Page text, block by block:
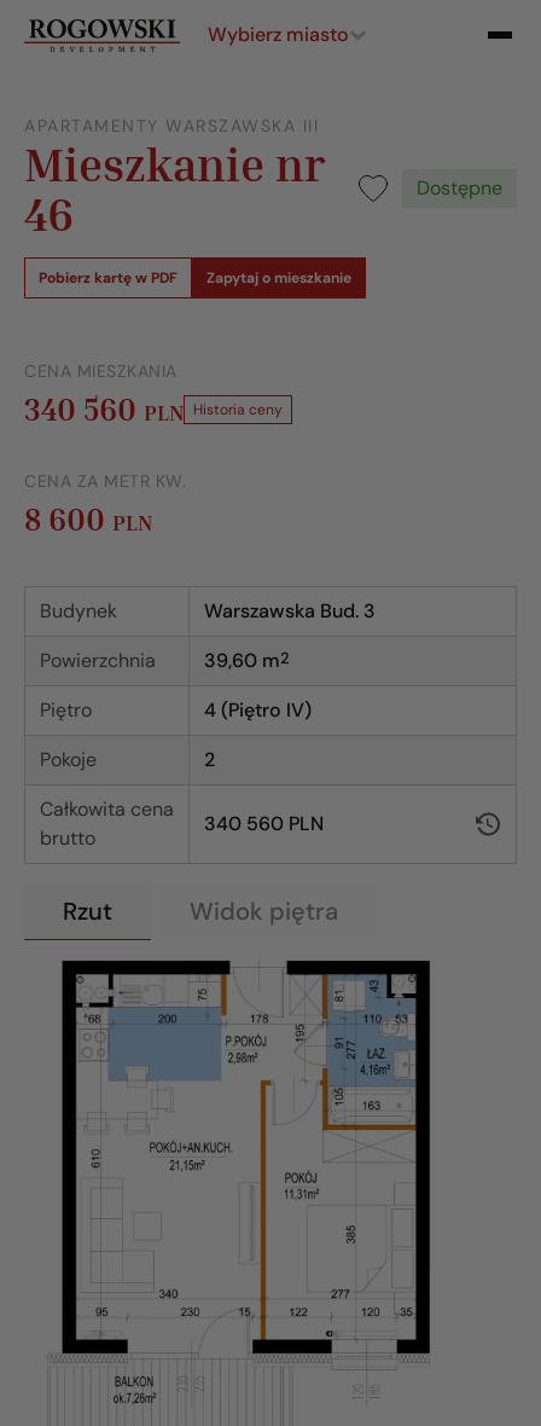
Wybierz miasto
APARTAMENTY WARSZAWSKA III
Mieszkanie nr
46
Dostępne
Pobierz kartę w PDF Zapytaj o mieszkanie
CENA MIESZKANIA
340 560 PLN Historia ceny
CENA ZA METR KW.
8 600 PLN
Budynek
Warszawska Bud. 3
Powierzchnia
39,60 m2
Piętro
4 (Piętro IV)
Pokoje
2
Całkowita cena
brutto
340 560 PLN
Rzut Widok piętra